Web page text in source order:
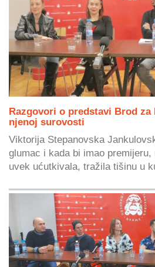
Razgovori o predstavi Brod
njenoj surovosti
Viktorija Stepanovska
glumac i kada bi imao
uvek ućutkivala, tražila tišinu u